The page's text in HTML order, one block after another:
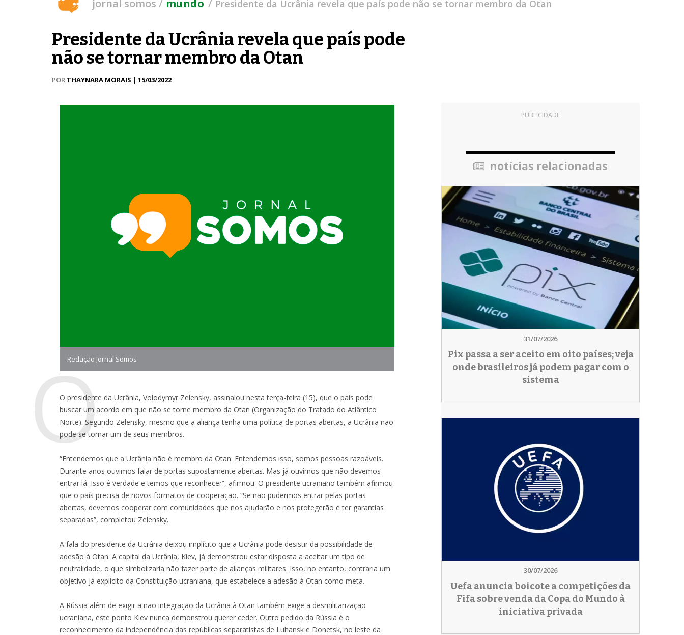
jornal somos mundo Presidente da Ucrânia revela que país pode não se tornar membro da Otan
Presidente da Ucrânia revela que país pode
não se tornar membro da Otan
POR THAYNARA MORAIS | 15/03/2022
Redação Jornal Somos
O
O presidente da Ucrânia, Volodymyr Zelensky, assinalou nesta terça-feira (15), que o país pode
buscar um acordo em que não se torne membro da Otan (Organização do Tratado do Atlântico
Norte). Segundo Zelensky, mesmo que a aliança tenha uma política de portas abertas, a Ucrânia não
pode se tornar um de seus membros.
“Entendemos que a Ucrânia não é membro da Otan. Entendemos isso, somos pessoas razoáveis.
Durante anos ouvimos falar de portas supostamente abertas. Mas já ouvimos que não devemos
entrar lá. Isso é verdade e temos que reconhecer”, afirmou. O presidente ucraniano também afirmou
que o país precisa de novos formatos de cooperação. “Se não pudermos entrar pelas portas
abertas, devemos cooperar com comunidades que nos ajudarão e nos protegerão e ter garantias
separadas”, completou Zelensky.
A fala do presidente da Ucrânia deixou implícito que a Ucrânia pode desistir da possibilidade de
adesão à Otan. A capital da Ucrânia, Kiev, já demonstrou estar disposta a aceitar um tipo de
neutralidade, o que simbolizaria não fazer parte de alianças militares. Isso, no entanto, contraria um
objetivo já explícito da Constituição ucraniana, que estabelece a adesão à Otan como meta.
A Rússia além de exigir a não integração da Ucrânia à Otan também exige a desmilitarização
ucraniana, este ponto Kiev nunca demonstrou querer ceder. Outro pedido da Rússia é o
reconhecimento da independência das repúblicas separatistas de Luhansk e Donetsk, no leste da
PUBLICIDADE
notícias relacionadas
31/07/2026
Pix passa a ser aceito em oito países; veja
onde brasileiros já podem pagar com o
sistema
30/07/2026
Uefa anuncia boicote a competições da
Fifa sobre venda da Copa do Mundo à
iniciativa privada